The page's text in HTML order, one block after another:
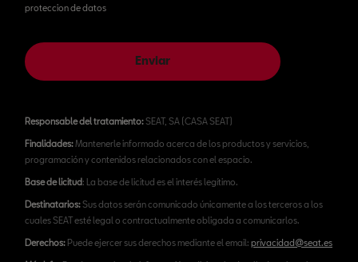
proteccion de datos
Enviar
Responsable del tratamiento:SEAT, SA (CASA SEAT)
Finalidades:Mantenerle informado acerca de los productos y servicios,
programación y contenidos relacionados con el espacio.
Base de licitud: La base de licitud es el interés legítimo.
Destinatarios:Sus datos serán comunicado únicamente a los terceros a los
cuales SEAT esté legal o contractualmente obligada a comunicarlos.
Derechos: Puede ejercer sus derechos mediante el email: privacidad@seat.es